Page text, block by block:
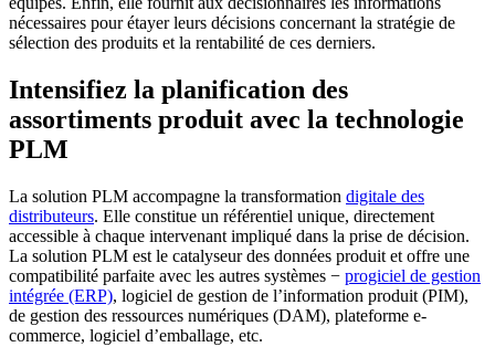
nécessaires pour étayer leurs décisions concernant la stratégie de
sélection des produits et la rentabilité de ces derniers.
Intensifiez la planification des
assortiments produit avec la technologie
PLM
La solution PLM accompagne la transformation digitale des
distributeurs. Elle constitue un référentiel unique, directement
accessible à chaque intervenant impliqué dans la prise de décision.
La solution PLM est le catalyseur des données produit et offre une
compatibilité parfaite avec les autres systèmes − progiciel de gestion
intégrée (ERP), logiciel de gestion de l’information produit (PIM),
de gestion des ressources numériques (DAM), plateforme e-
commerce, logiciel d’emballage, etc.